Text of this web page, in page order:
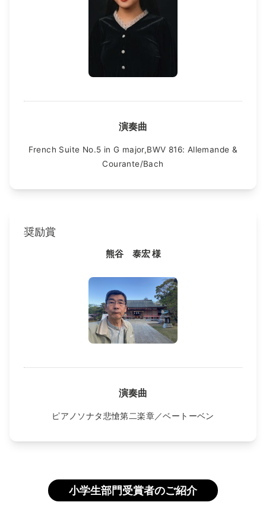
演奏曲
French Suite No.5 in G major,BWV 816: Allemande &
Courante/Bach
奨励賞
熊谷 泰宏 様
演奏曲
ピアノソナタ悲愴第二楽章／ベートーベン
小学生部門受賞者のご紹介